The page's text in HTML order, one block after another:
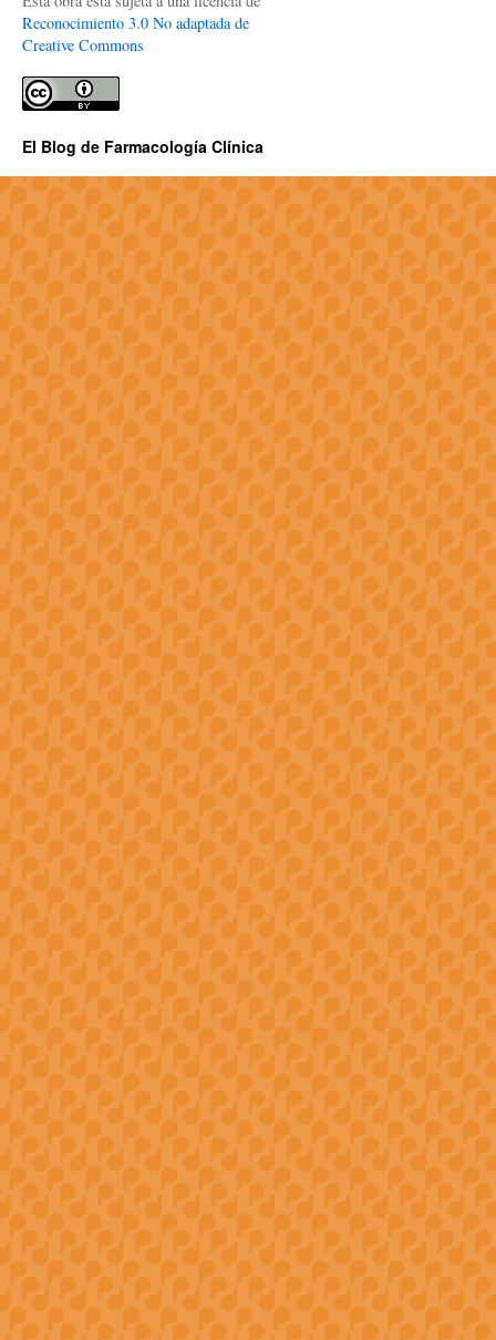
Reconocimiento 3.0 No adaptada de
Creative Commons
El Blog de Farmacología Clínica